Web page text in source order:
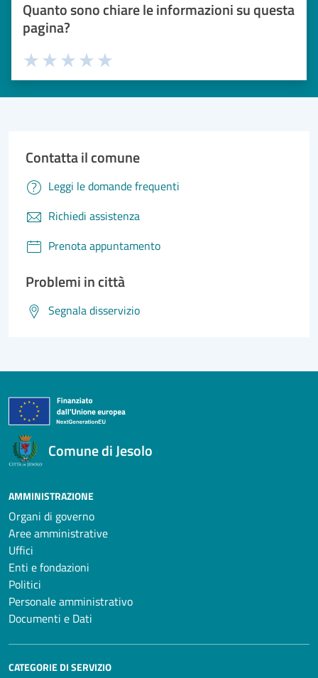
Quanto sono chiare le informazioni su questa
pagina?
Valuta 5 stelle su 5
Valuta 4 stelle su 5
Valuta 3 stelle su 5
Valuta 2 stelle su 5
Valuta 1 stelle su 5
Contatta il comune
Leggi le domande frequenti
Richiedi assistenza
Prenota appuntamento
Problemi in città
Segnala disservizio
Comune di Jesolo
AMMINISTRAZIONE
Organi di governo
Aree amministrative
Uffici
Enti e fondazioni
Politici
Personale amministrativo
Documenti e Dati
CATEGORIE DI SERVIZIO